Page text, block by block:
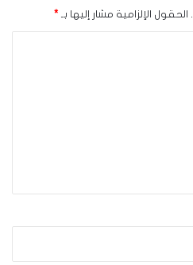
الحقول الإلزامية مشار إليها بـ *